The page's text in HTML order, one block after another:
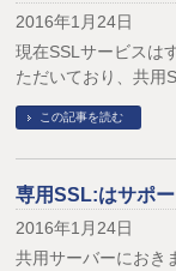
2016年1月24日
現在SSLサービスは
ただいており、共用
この記事を読む
専用SSL:はサポ
2016年1月24日
共用サーバーにおき